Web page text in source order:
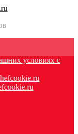
условиях с